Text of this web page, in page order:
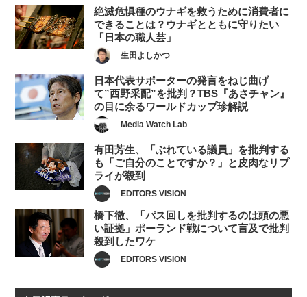
絶滅危惧種のウナギを救うために消費者に
できることは？ウナギとともに守りたい
「日本の職人芸」
生田よしかつ
日本代表サポーターの発言をねじ曲げ
て”西野采配”を批判？TBS『あさチャン』
の目に余るワールドカップ珍解説
Media Watch Lab
有田芳生、「ぶれている議員」を批判する
も「ご自分のことですか？」と皮肉なリプ
ライが殺到
EDITORS VISION
橋下徹、「パス回しを批判するのは頭の悪
い証拠」ポーランド戦について言及で批判
殺到したワケ
EDITORS VISION